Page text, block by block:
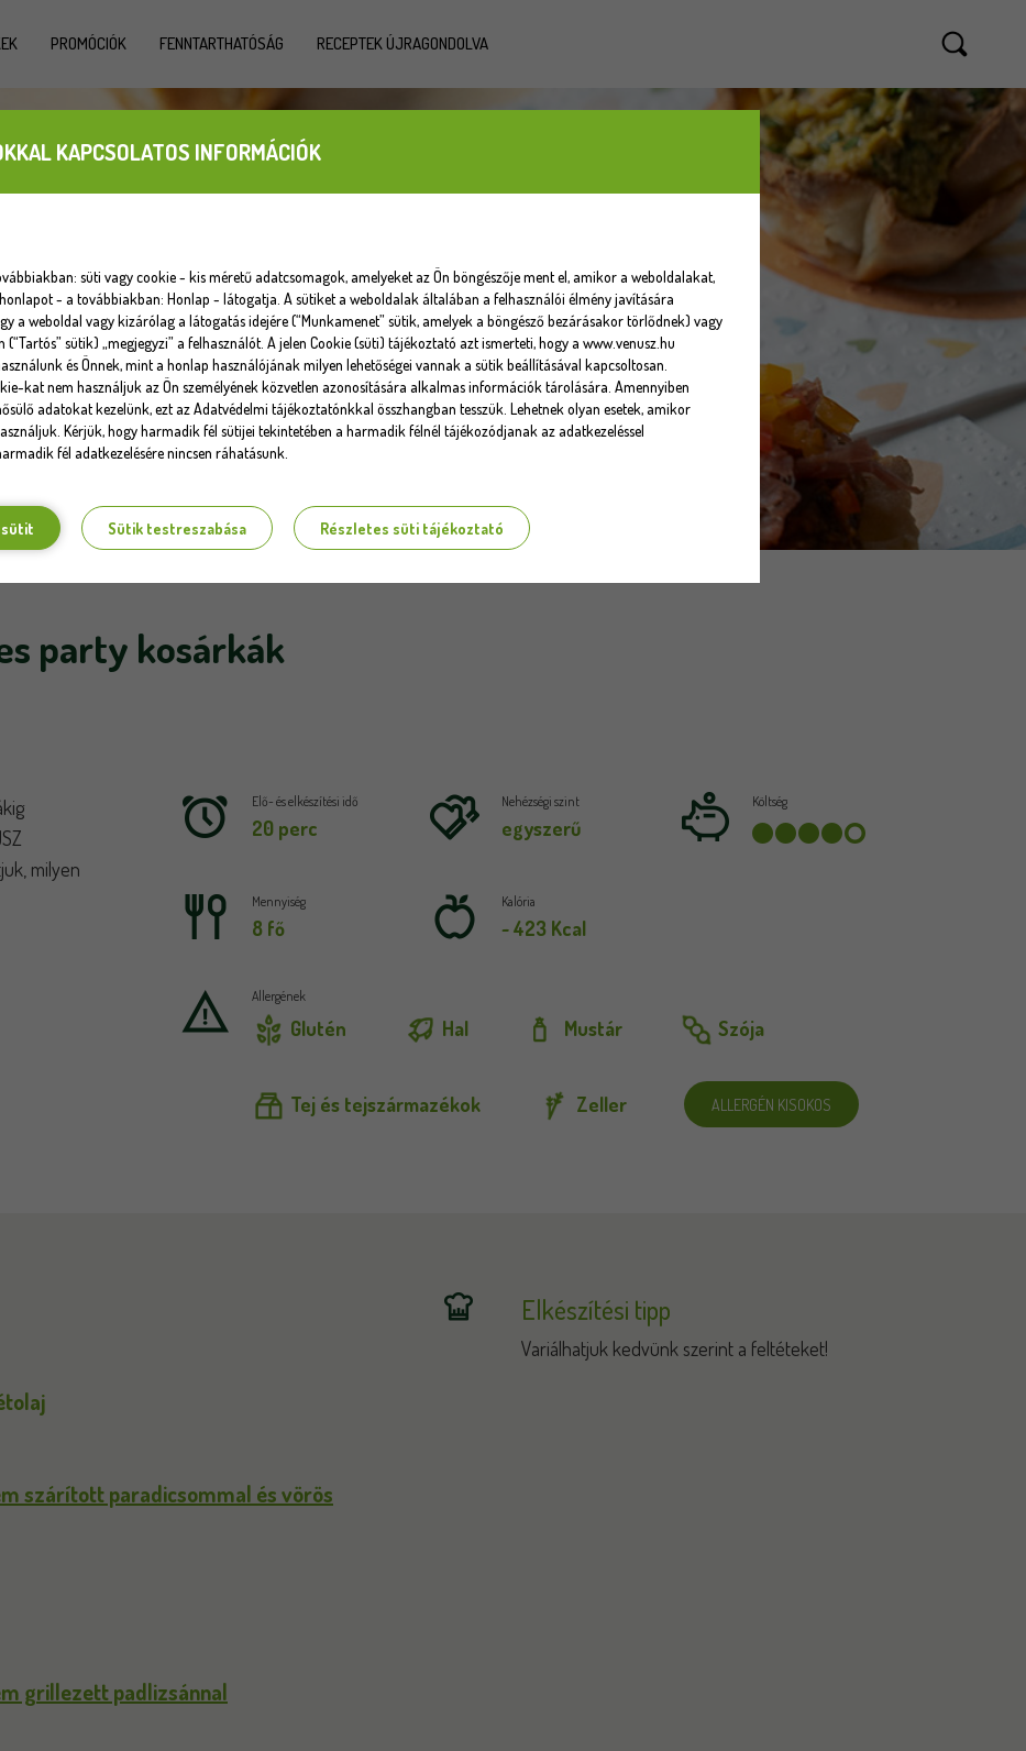
KAPCSOLATOS INFORMÁCIÓK
süti vagy cookie - kis méretű adatcsomagok, amelyeket az Ön böngészője ment el, amikor a weboldalakat,
- a továbbiakban: Honlap - látogatja. A sütiket a weboldalak általában a felhasználói élmény javítására
a weboldal vagy kizárólag a látogatás idejére (“Munkamenet” sütik, amelyek a böngésző bezárásakor törlődnek) vagy
sütik) „megjegyzi” a felhasználót. A jelen Cookie (süti) tájékoztató azt ismerteti, hogy a www.venusz.hu
és Önnek, mint a honlap használójának milyen lehetőségei vannak a sütik beállításával kapcsoltosan.
kat nem használjuk az Ön személyének közvetlen azonosítására alkalmas információk tárolására. Amennyiben
adatokat kezelünk, ezt az Adatvédelmi tájékoztatónkkal összhangban tesszük. Lehetnek olyan esetek, amikor
Kérjük, hogy harmadik fél sütijei tekintetében a harmadik félnél tájékozódjanak az adatkezeléssel
fél adatkezelésére nincsen ráhatásunk.
sütit Sütik testreszabása Részletes süti tájékoztató
PROMÓCIÓK FENNTARTHATÓSÁG RECEPTEK ÚJRAGONDOLVA
party kosárkák
milyen
Elő- és elkészítési idő
20 perc
Nehézségi szint
egyszerű
Költség
Mennyiség
8 fő
Kalória
~ 423 Kcal
Allergének
Glutén Hal Mustár Szója
Tej és tejszármazékok Zeller ALLERGÉN KISOKOS
szárított paradicsommal és vörös
grillezett padlizsánnal
Elkészítési tipp
Variálhatjuk kedvünk szerint a feltéteket!